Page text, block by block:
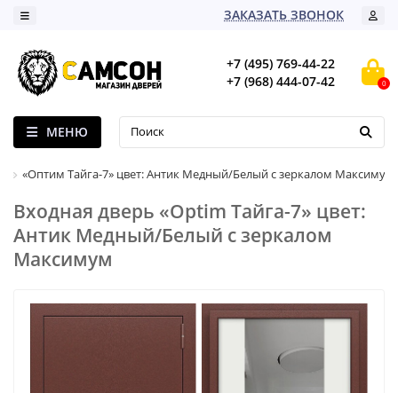
ЗАКАЗАТЬ ЗВОНОК
+7 (495) 769-44-22
+7 (968) 444-07-42
0
МЕНЮ
«Оптим Тайга-7» цвет: Антик Медный/Белый с зеркалом Максимум
Входная дверь «Optim Тайга-7» цвет:
Антик Медный/Белый с зеркалом
Максимум